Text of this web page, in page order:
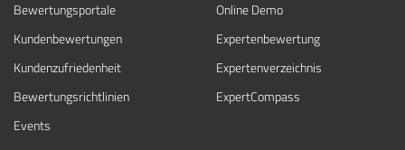
Bewertungsportale
Kundenbewertungen
Kundenzufriedenheit
Bewertungs­richtlinien
Events
Online Demo
Expertenbewertung
Expertenverzeichnis
ExpertCompass